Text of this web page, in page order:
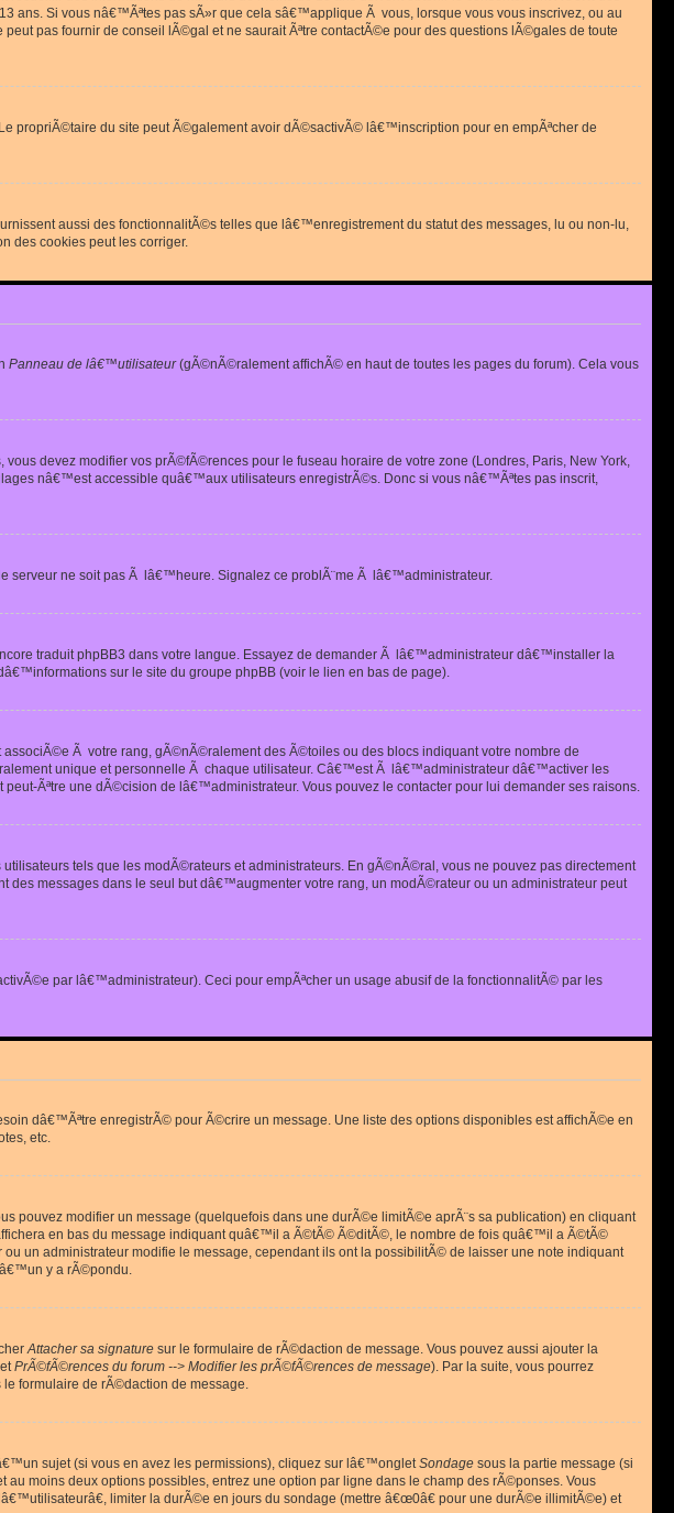
Si vous nâ€™Ãªtes pas sÃ»r que cela sâ€™applique Ã vous, lorsque vous vous inscrivez, ou au
pas fournir de conseil lÃ©gal et ne saurait Ãªtre contactÃ©e pour des questions lÃ©gales de toute
propriÃ©taire du site peut Ã©galement avoir dÃ©sactivÃ© lâ€™inscription pour en empÃªcher de
aussi des fonctionnalitÃ©s telles que lâ€™enregistrement du statut des messages, lu ou non-lu,
des cookies peut les corriger.
Panneau de lâ€™utilisateur(gÃ©nÃ©ralement affichÃ© en haut de toutes les pages du forum). Cela vous
devez modifier vos prÃ©fÃ©rences pour le fuseau horaire de votre zone (Londres, Paris, New York,
nâ€™est accessible quâ€™aux utilisateurs enregistrÃ©s. Donc si vous nâ€™Ãªtes pas inscrit,
ne soit pas Ã lâ€™heure. Signalez ce problÃ¨me Ã lâ€™administrateur.
traduit phpBB3 dans votre langue. Essayez de demander Ã lâ€™administrateur dâ€™installer la
sur le site du groupe phpBB (voir le lien en bas de page).
Ã votre rang, gÃ©nÃ©ralement des Ã©toiles ou des blocs indiquant votre nombre de
unique et personnelle Ã chaque utilisateur. Câ€™est Ã lâ€™administrateur dâ€™activer les
Ãªtre une dÃ©cision de lâ€™administrateur. Vous pouvez le contacter pour lui demander ses raisons.
tels que les modÃ©rateurs et administrateurs. En gÃ©nÃ©ral, vous ne pouvez pas directement
messages dans le seul but dâ€™augmenter votre rang, un modÃ©rateur ou un administrateur peut
par lâ€™administrateur). Ceci pour empÃªcher un usage abusif de la fonctionnalitÃ© par les
dâ€™Ãªtre enregistrÃ© pour Ã©crire un message. Une liste des options disponibles est affichÃ©e en
etc.
pouvez modifier un message (quelquefois dans une durÃ©e limitÃ©e aprÃ¨s sa publication) en cliquant
en bas du message indiquant quâ€™il a Ã©tÃ© Ã©ditÃ©, le nombre de fois quâ€™il a Ã©tÃ©
un administrateur modifie le message, cependant ils ont la possibilitÃ© de laisser une note indiquant
y a rÃ©pondu.
Attacher sa signature sur le formulaire de rÃ©daction de message. Vous pouvez aussi ajouter la
PrÃ©fÃ©rences du forum --> Modifier les prÃ©fÃ©rences de message). Par la suite, vous pourrez
le formulaire de rÃ©daction de message.
sujet (si vous en avez les permissions), cliquez sur lâ€™ongletSondage sous la partie message (si
moins deux options possibles, entrez une option par ligne dans le champ des rÃ©ponses. Vous
limiter la durÃ©e en jours du sondage (mettre â€œ0â€ pour une durÃ©e illimitÃ©e) et